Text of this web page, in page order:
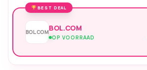
BEST DEAL
BOL.COMBOL.COM
OP VOORRAAD